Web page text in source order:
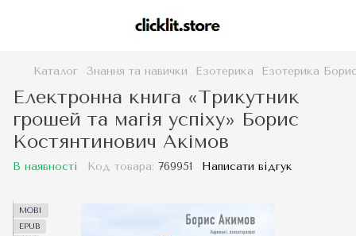
Каталог Знання та навички Езотерика Езотерика
Електронна книга «Трикутник
грошей та магія успіху» Борис
Костянтинович Акімов
В наявності Код товара: 769951 Написати відгук
MOBI
EPUB